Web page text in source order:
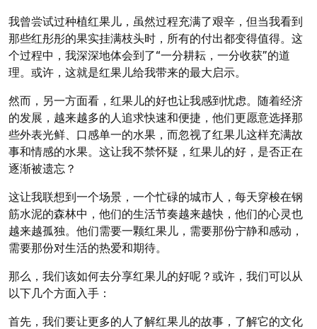
我曾尝试过种植红果儿，虽然过程充满了艰辛，但当我看到
那些红彤彤的果实挂满枝头时，所有的付出都变得值得。这
个过程中，我深深地体会到了“一分耕耘，一分收获”的道
理。或许，这就是红果儿给我带来的最大启示。
然而，另一方面看，红果儿的好也让我感到忧虑。随着经济
的发展，越来越多的人追求快速和便捷，他们更愿意选择那
些外表光鲜、口感单一的水果，而忽视了红果儿这样充满故
事和情感的水果。这让我不禁怀疑，红果儿的好，是否正在
逐渐被遗忘？
这让我联想到一个场景，一个忙碌的城市人，每天穿梭在钢
筋水泥的森林中，他们的生活节奏越来越快，他们的心灵也
越来越孤独。他们需要一颗红果儿，需要那份宁静和感动，
需要那份对生活的热爱和期待。
那么，我们该如何去分享红果儿的好呢？或许，我们可以从
以下几个方面入手：
首先，我们要让更多的人了解红果儿的故事，了解它的文化